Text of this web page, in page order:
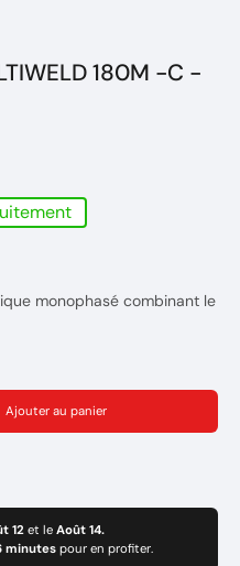
180M -C -
monophasé combinant le
de maintenance
(110Amp @ 60%).
temps réel de la tension et
Ajouter au panier
12 et le Août 14.
minutespour en profiter.